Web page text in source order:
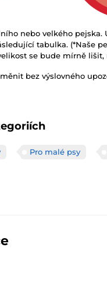
nebo velkého pejska.
tabulka. (*Naše
se bude mírně
bez výslovného
Pro malé psy